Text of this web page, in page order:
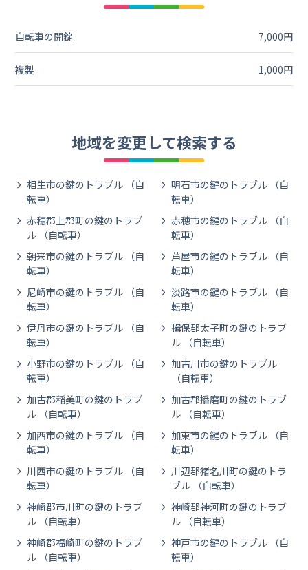
自転車の開錠 7,000円
複製 1,000円
地域を変更して検索する
相生市の鍵のトラブル （自
転車）
明石市の鍵のトラブル （自
転車）
赤穂郡上郡町の鍵のトラブ
ル （自転車）
赤穂市の鍵のトラブル （自
転車）
朝来市の鍵のトラブル （自
転車）
芦屋市の鍵のトラブル （自
転車）
尼崎市の鍵のトラブル （自
転車）
淡路市の鍵のトラブル （自
転車）
伊丹市の鍵のトラブル （自
転車）
揖保郡太子町の鍵のトラブ
ル （自転車）
小野市の鍵のトラブル （自
転車）
加古川市の鍵のトラブル
（自転車）
加古郡稲美町の鍵のトラブ
ル （自転車）
加古郡播磨町の鍵のトラブ
ル （自転車）
加西市の鍵のトラブル （自
転車）
加東市の鍵のトラブル （自
転車）
川西市の鍵のトラブル （自
転車）
川辺郡猪名川町の鍵のトラ
ブル （自転車）
神崎郡市川町の鍵のトラブ
ル （自転車）
神崎郡神河町の鍵のトラブ
ル （自転車）
神崎郡福崎町の鍵のトラブ
ル （自転車）
神戸市の鍵のトラブル （自
転車）